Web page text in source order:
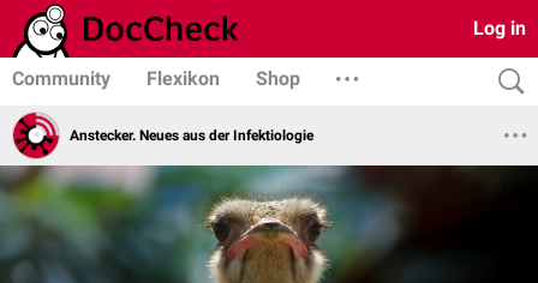
Log in
Community Flexikon Shop
Anstecker. Neues aus der Infektiologie